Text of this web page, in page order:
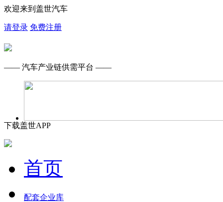
欢迎来到盖世汽车
请登录 免费注册
—— 汽车产业链供需平台 ——
下载盖世APP
首页
配套企业库